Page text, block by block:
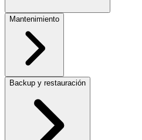
Mantenimiento
Backup y restauración